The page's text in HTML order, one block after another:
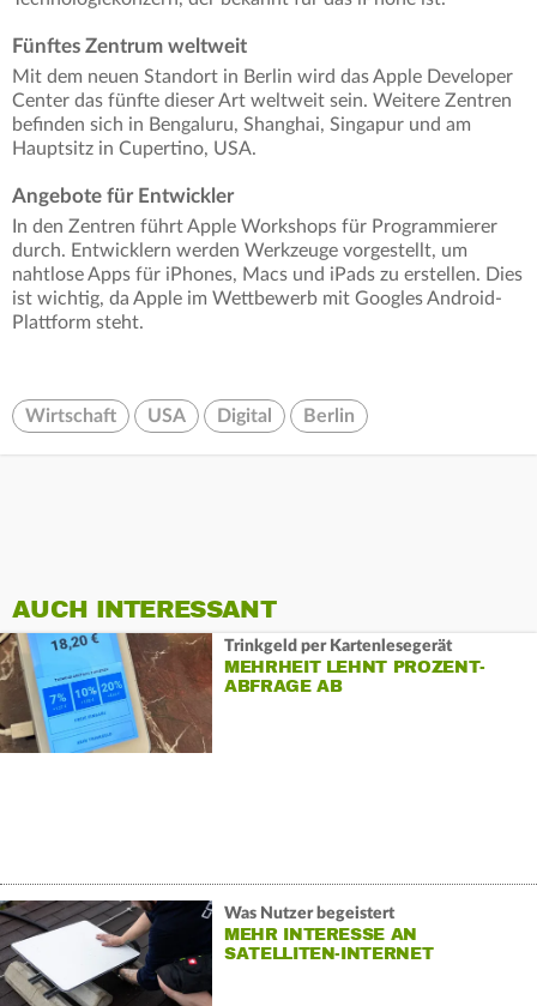
Fünftes Zentrum weltweit
Mit dem neuen Standort in Berlin wird das Apple Developer
Center das fünfte dieser Art weltweit sein. Weitere Zentren
befinden sich in Bengaluru, Shanghai, Singapur und am
Hauptsitz in Cupertino, USA.
Angebote für Entwickler
In den Zentren führt Apple Workshops für Programmierer
durch. Entwicklern werden Werkzeuge vorgestellt, um
nahtlose Apps für iPhones, Macs und iPads zu erstellen. Dies
ist wichtig, da Apple im Wettbewerb mit Googles Android-
Plattform steht.
Wirtschaft USA Digital Berlin
AUCH INTERESSANT
Trinkgeld per Kartenlesegerät
MEHRHEIT LEHNT PROZENT-
ABFRAGE AB
Was Nutzer begeistert
MEHR INTERESSE AN
SATELLITEN-INTERNET